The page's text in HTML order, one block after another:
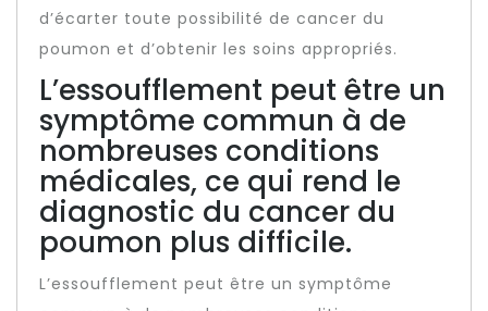
d’écarter toute possibilité de cancer du
poumon et d’obtenir les soins appropriés.
L’essoufflement peut être un
symptôme commun à de
nombreuses conditions
médicales, ce qui rend le
diagnostic du cancer du
poumon plus difficile.
L’essoufflement peut être un symptôme